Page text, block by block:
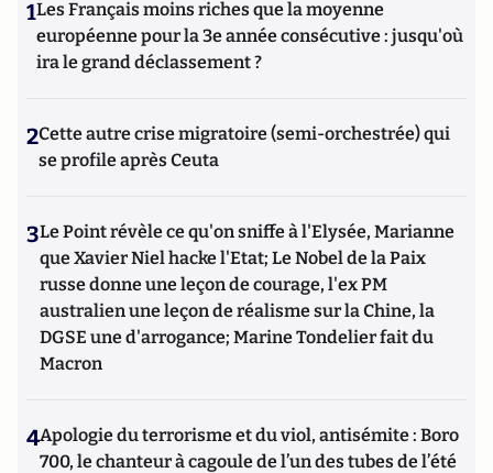
1Les Français moins riches que la moyenne
européenne pour la 3e année consécutive : jusqu'où
ira le grand déclassement ?
2Cette autre crise migratoire (semi-orchestrée) qui
se profile après Ceuta
3Le Point révèle ce qu'on sniffe à l'Elysée, Marianne
que Xavier Niel hacke l'Etat; Le Nobel de la Paix
russe donne une leçon de courage, l'ex PM
australien une leçon de réalisme sur la Chine, la
DGSE une d'arrogance; Marine Tondelier fait du
Macron
4Apologie du terrorisme et du viol, antisémite : Boro
700, le chanteur à cagoule de l’un des tubes de l’été